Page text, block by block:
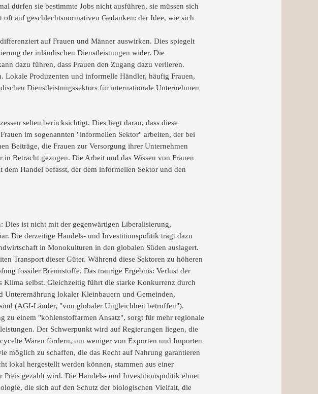
dürfen sie bestimmte Jobs nicht ausführen, sie müssen sich
auf geschlechtsnormativen Gedanken: der Idee, wie sich
auf Frauen und Männer auswirken. Dies spiegelt
der inländischen Dienstleistungen wider. Die
dazu führen, dass Frauen den Zugang dazu verlieren.
Lokale Produzenten und informelle Händler, häufig Frauen,
Dienstleistungssektors für internationale Unternehmen
selten berücksichtigt. Dies liegt daran, dass diese
im sogenannten "informellen Sektor" arbeiten, der bei
Beiträge, die Frauen zur Versorgung ihrer Unternehmen
Betracht gezogen. Die Arbeit und das Wissen von Frauen
Handel befasst, der dem informellen Sektor und den
Dies ist nicht mit der gegenwärtigen Liberalisierung,
Die derzeitige Handels- und Investitionspolitik trägt dazu
in Monokulturen in den globalen Süden auslagert.
Transport dieser Güter. Während diese Sektoren zu höheren
fossiler Brennstoffe. Das traurige Ergebnis: Verlust der
selbst. Gleichzeitig führt die starke Konkurrenz durch
lokaler Kleinbauern und Gemeinden,
(AGI-Länder, "von globaler Ungleichheit betroffen").
zu einem "kohlenstoffarmen Ansatz", sorgt für mehr regionale
Der Schwerpunkt wird auf Regierungen liegen, die
Waren fördern, um weniger von Exporten und Importen
möglich zu schaffen, die das Recht auf Nahrung garantieren
lokal hergestellt werden können, stammen aus einer
Preis gezahlt wird. Die Handels- und Investitionspolitik ebnet
die sich auf den Schutz der biologischen Vielfalt, die